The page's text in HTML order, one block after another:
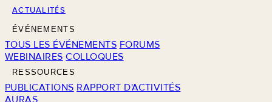
ACTUALITÉS
ÉVÉNEMENTS
TOUS LES ÉVÉNEMENTS FORUMS
WEBINAIRES COLLOQUES
RESSOURCES
PUBLICATIONS RAPPORT D'ACTIVITÉS
AURAS